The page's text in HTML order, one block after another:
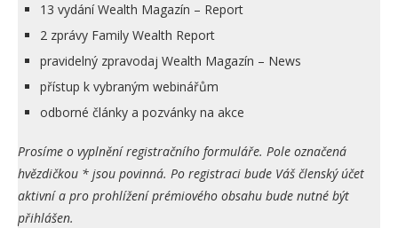
13 vydání Wealth Magazín – Report
2 zprávy Family Wealth Report
pravidelný zpravodaj Wealth Magazín – News
přístup k vybraným webinářům
odborné články a pozvánky na akce
Prosíme o vyplnění registračního formuláře. Pole označená
hvězdičkou * jsou povinná. Po registraci bude Váš členský účet
aktivní a pro prohlížení prémiového obsahu bude nutné být
přihlášen.